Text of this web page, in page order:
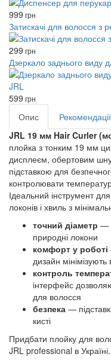
999 грн
Затискачі для волосся з
299 грн
Дзеркало заднього виду
599 грн
Опис
JRL 19 мм Hair Curler
плойка з тонким 19 мм
дисплеєм, обертовим
підставкою для
контролювати
Ідеальний інструмент
локонів і хвиль з
точний діаметр —
природні локони
комфорт у роботі
дизайн
контроль
інтерфейс
для волосся
безпека —
кисті
Придбати плойку для
JRL professional в Україні.